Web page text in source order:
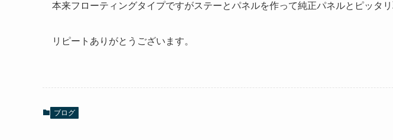
本来フローティングタイプですがステーとパネルを作って純正パネルとピッタリ
リピートありがとうございます。
ブログ